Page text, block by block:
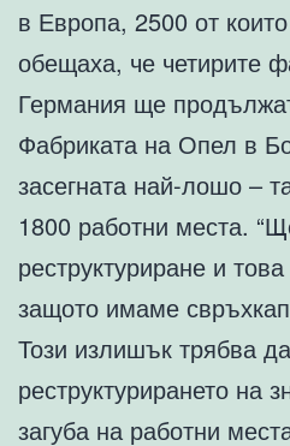
в Европа, 2500 от
обещаха, че четирите
Германия ще
Фабриката на Опел в
засегната най-лошо –
1800 работни места.
реструктуриране и
защото имаме
Този излишък трябва
реструктурирането на
загуба на работни